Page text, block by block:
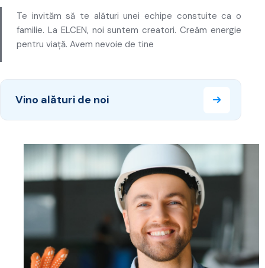
Te invităm să te alături unei echipe constuite ca o
familie. La ELCEN, noi suntem creatori. Creăm energie
pentru viață. Avem nevoie de tine
Vino alături de noi